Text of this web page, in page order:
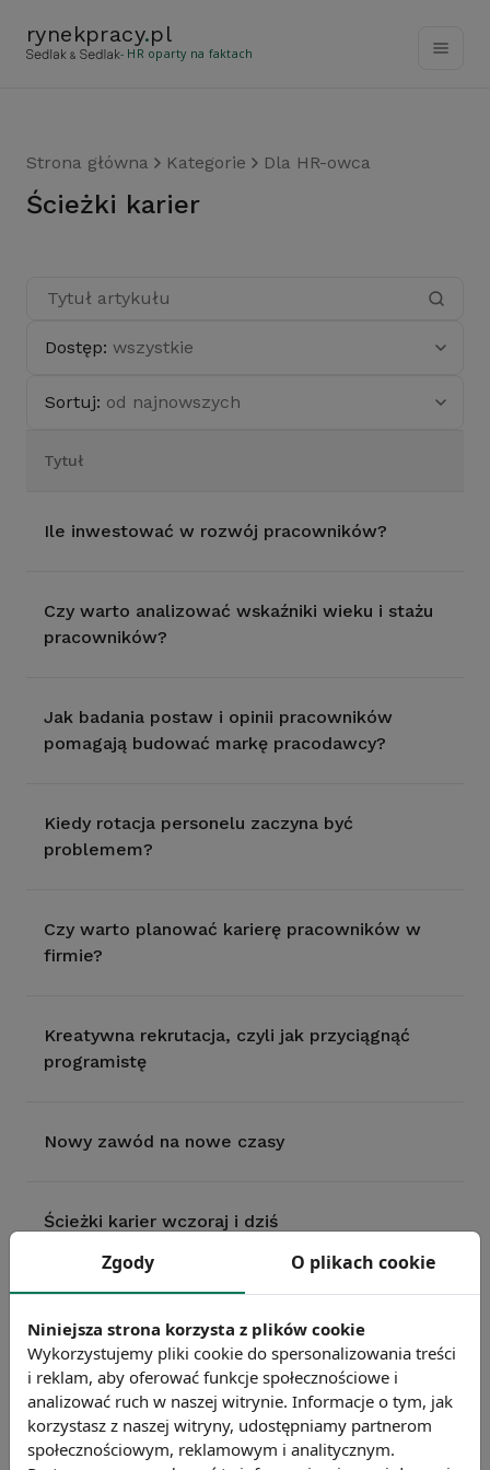
rynekpracy.pl
- HR oparty na faktach
Strona główna Kategorie Dla HR-owca
ścieżki karier
Dostęp: wszystkie
Sortuj: od najnowszych
Tytuł
Ile inwestować w rozwój pracowników?
Czy warto analizować wskaźniki wieku i stażu
pracowników?
Jak badania postaw i opinii pracowników
pomagają budować markę pracodawcy?
Kiedy rotacja personelu zaczyna być
problemem?
Czy warto planować karierę pracowników w
firmie?
Kreatywna rekrutacja, czyli jak przyciągnąć
programistę
Nowy zawód na nowe czasy
Ścieżki karier wczoraj i dziś
Ścieżki karier jako element zarządzania
zasobami ludzkimi w firmie
Metody budowania ścieżek karier w firmie
Zgody O plikach cookie
Niniejsza strona korzysta z plików cookie
Wykorzystujemy pliki cookie do spersonalizowania treści
i reklam, aby oferować funkcje społecznościowe i
analizować ruch w naszej witrynie. Informacje o tym, jak
korzystasz z naszej witryny, udostępniamy partnerom
społecznościowym, reklamowym i analitycznym.